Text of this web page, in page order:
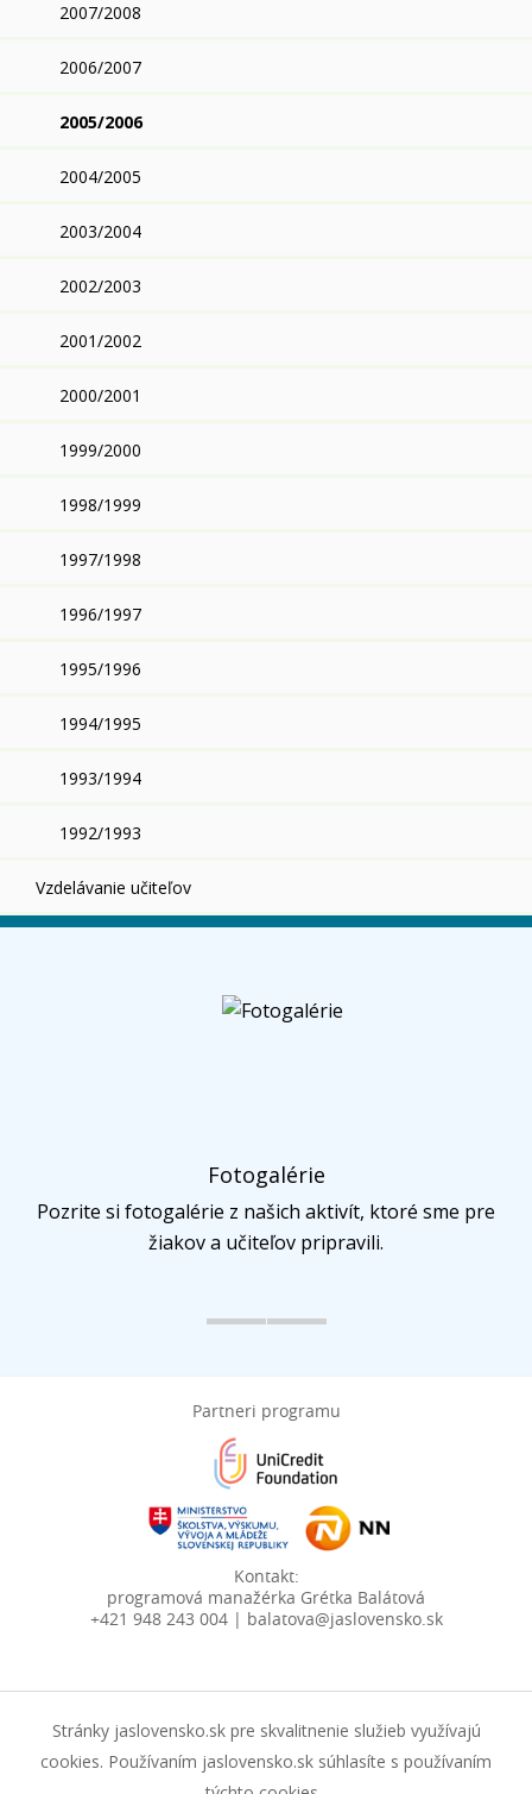
2007/2008
2006/2007
2005/2006
2004/2005
2003/2004
2002/2003
2001/2002
2000/2001
1999/2000
1998/1999
1997/1998
1996/1997
1995/1996
1994/1995
1993/1994
1992/1993
Vzdelávanie učiteľov
Fotogalérie
Pozrite si fotogalérie z našich aktivít, ktoré sme pre
žiakov a učiteľov pripravili.
Partneri programu
Kontakt:
programová manažérka Grétka Balátová
+421 948 243 004 | balatova@jaslovensko.sk
Stránky jaslovensko.sk pre skvalitnenie služieb využívajú
cookies. Používaním jaslovensko.sk súhlasíte s používaním